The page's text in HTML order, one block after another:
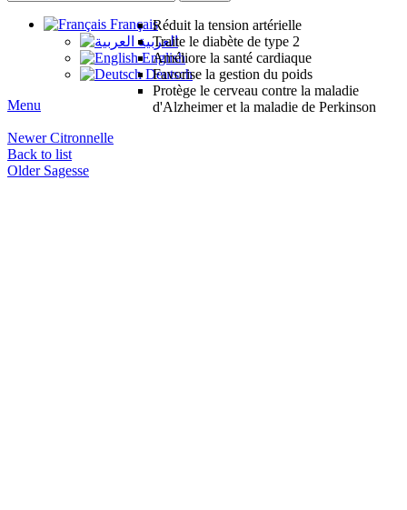
Français
العربية
English
Deutsch
Menu
Réduit la tension artérielle
Traite le diabète de type 2
Améliore la santé cardiaque
Favorise la gestion du poids
Protège le cerveau contre la maladie
d'Alzheimer et la maladie de Perkinson
Newer Citronnelle
Back to list
Older Sagesse